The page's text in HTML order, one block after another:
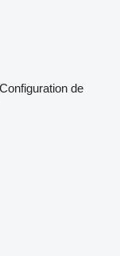
Configuration de